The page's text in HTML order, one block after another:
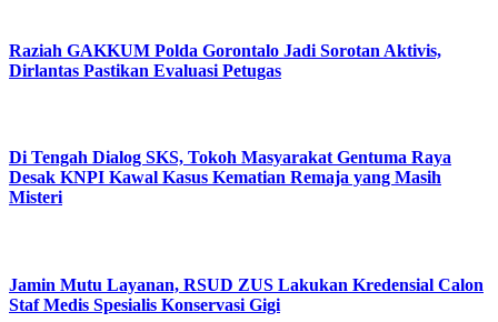
Raziah GAKKUM Polda Gorontalo Jadi Sorotan Aktivis,
Dirlantas Pastikan Evaluasi Petugas
Di Tengah Dialog SKS, Tokoh Masyarakat Gentuma Raya
Desak KNPI Kawal Kasus Kematian Remaja yang Masih
Misteri
Jamin Mutu Layanan, RSUD ZUS Lakukan Kredensial Calon
Staf Medis Spesialis Konservasi Gigi